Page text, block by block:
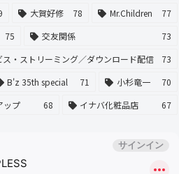
大賀好修 78 Mr.Children
77
75 交友関係
73
・ストリーミング／ダウンロード配信
73
B'z 35th special 71 小杉竜一
70
ップ 68 イナバ化粧品店 67